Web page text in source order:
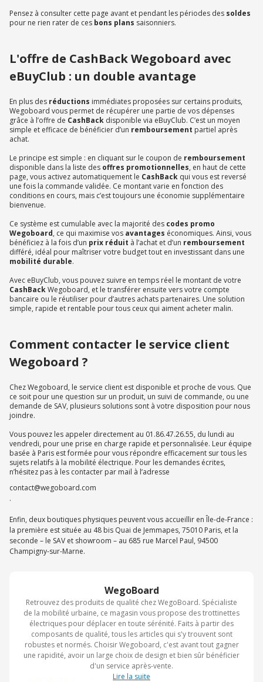
WegoBoard
Retrouvez des produits de qualité chez WegoBoard. Spécialiste
de la mobilité urbaine, ce magasin vous propose des trottinettes
électriques pour déplacer en toute sérénité. Faits à partir des
composants de qualité, tous les articles qui s'y trouvent sont
robustes et normés. Choisir Wegoboard, c'est avant tout gagner
une rapidité, avoir un large choix de design et bien sûr bénéficier
d'un service après-vente.
Lire la suite
Pensez à consulter cette page avant et pendant les périodes des soldes
pour ne rien rater de ces bons plans saisonniers.
L'offre de CashBack Wegoboard avec
eBuyClub : un double avantage
En plus des réductions immédiates proposées sur certains produits,
Wegoboard vous permet de récupérer une partie de vos dépenses
grâce à l’offre de CashBack disponible via eBuyClub. C’est un moyen
simple et efficace de bénéficier d’un remboursement partiel après
achat.
Le principe est simple : en cliquant sur le coupon de remboursement
disponible dans la liste des offres promotionnelles, en haut de cette
page, vous activez automatiquement le CashBack qui vous est reversé
une fois la commande validée. Ce montant varie en fonction des
conditions en cours, mais c’est toujours une économie supplémentaire
bienvenue.
Ce système est cumulable avec la majorité des codes promo
Wegoboard, ce qui maximise vos avantages économiques. Ainsi, vous
bénéficiez à la fois d’un prix réduit à l’achat et d’un remboursement
différé, idéal pour maîtriser votre budget tout en investissant dans une
mobilité durable.
Avec eBuyClub, vous pouvez suivre en temps réel le montant de votre
CashBackWegoboard, et le transférer ensuite vers votre compte
bancaire ou le réutiliser pour d’autres achats partenaires. Une solution
simple, rapide et rentable pour tous ceux qui aiment acheter malin.
Comment contacter le service client
Wegoboard ?
Chez Wegoboard, le service client est disponible et proche de vous. Que
ce soit pour une question sur un produit, un suivi de commande, ou une
demande de SAV, plusieurs solutions sont à votre disposition pour nous
joindre.
Vous pouvez les appeler directement au 01.86.47.26.55, du lundi au
vendredi, pour une prise en charge rapide et personnalisée. Leur équipe
basée à Paris est formée pour vous répondre efficacement sur tous les
sujets relatifs à la mobilité électrique. Pour les demandes écrites,
n’hésitez pas à les contacter par mail à l’adresse
contact@wegoboard.com
.
Enfin, deux boutiques physiques peuvent vous accueillir en Île-de-France :
la première est située au 48 bis Quai de Jemmapes, 75010 Paris, et la
seconde – le SAV et showroom – au 685 rue Marcel Paul, 94500
Champigny-sur-Marne.